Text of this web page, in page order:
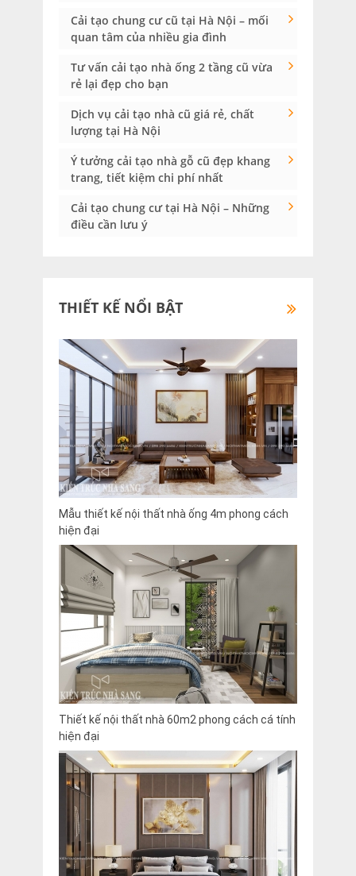
Cải tạo chung cư cũ tại Hà Nội – mối
quan tâm của nhiều gia đình
Tư vấn cải tạo nhà ống 2 tầng cũ vừa
rẻ lại đẹp cho bạn
Dịch vụ cải tạo nhà cũ giá rẻ, chất
lượng tại Hà Nội
Ý tưởng cải tạo nhà gỗ cũ đẹp khang
trang, tiết kiệm chi phí nhất
Cải tạo chung cư tại Hà Nội – Những
điều cần lưu ý
THIẾT KẾ NỔI BẬT
Mẫu thiết kế nội thất nhà ống 4m phong cách
hiện đại
Thiết kế nội thất nhà 60m2 phong cách cá tính
hiện đại